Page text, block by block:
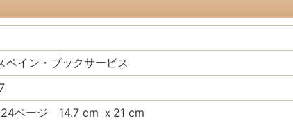
ペイン・ブックサービス
ページ 14.7 cm ｘ21 cm